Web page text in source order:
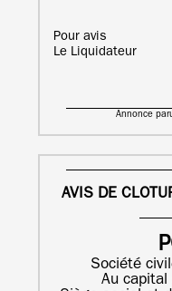
Pour avis
Le Liquidateur
Annonce
AVIS DE
Société
Au